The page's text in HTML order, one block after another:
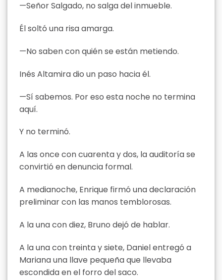
—Señor Salgado, no salga del inmueble.
Él soltó una risa amarga.
—No saben con quién se están metiendo.
Inés Altamira dio un paso hacia él.
—Sí sabemos. Por eso esta noche no termina
aquí.
Y no terminó.
A las once con cuarenta y dos, la auditoría se
convirtió en denuncia formal.
A medianoche, Enrique firmó una declaración
preliminar con las manos temblorosas.
A la una con diez, Bruno dejó de hablar.
A la una con treinta y siete, Daniel entregó a
Mariana una llave pequeña que llevaba
escondida en el forro del saco.